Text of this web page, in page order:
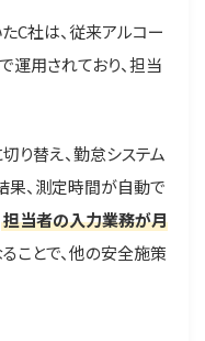
C社は、従来アルコー
運用されており、担当
り替え、勤怠システム
果、測定時間が自動で
担当者の入力業務が月
ことで、他の安全施策